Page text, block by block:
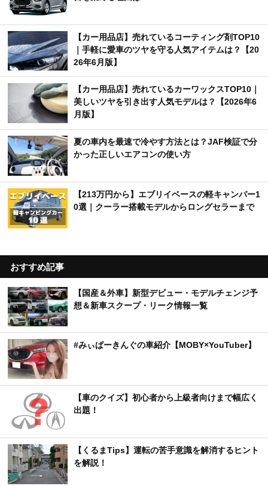
【カー用品店】売れているコーティング剤TOP10
｜手軽に愛車のツヤを守る人気アイテムは？【20
26年6月版】
【カー用品店】売れているカーワックスTOP10｜
美しいツヤを引き出す人気モデルは？【2026年6
月版】
夏の車内を最速で冷やす方法とは？JAF検証で分
かった正しいエアコンの使い方
【213万円から】エブリイベースの軽キャンパー1
0選｜クーラー搭載モデルからロングセラーまで
おすすめ記事
【国産＆外車】新型デビュー・モデルチェンジ予
想＆新車スクープ・リーク情報一覧
#みぃぱーきんぐの車紹介【MOBY×YouTuber】
【車のクイズ】初心者から上級者向けまで幅広く
出題！
【くるまTips】運転の苦手意識を解消するヒント
を解説！